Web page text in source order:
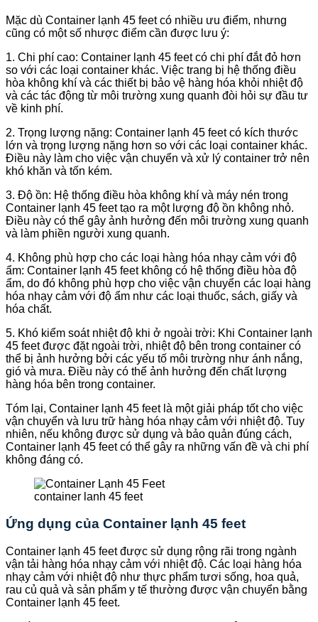
Mặc dù Container lạnh 45 feet có nhiều ưu điểm, nhưng
cũng có một số nhược điểm cần được lưu ý:
1. Chi phí cao: Container lạnh 45 feet có chi phí đắt đỏ hơn
so với các loại container khác. Việc trang bị hệ thống điều
hòa không khí và các thiết bị bảo vệ hàng hóa khỏi nhiệt độ
và các tác động từ môi trường xung quanh đòi hỏi sự đầu tư
về kinh phí.
2. Trọng lượng nặng: Container lạnh 45 feet có kích thước
lớn và trọng lượng nặng hơn so với các loại container khác.
Điều này làm cho việc vận chuyển và xử lý container trở nên
khó khăn và tốn kém.
3. Độ ồn: Hệ thống điều hòa không khí và máy nén trong
Container lạnh 45 feet tạo ra một lượng độ ồn không nhỏ.
Điều này có thể gây ảnh hưởng đến môi trường xung quanh
và làm phiền người xung quanh.
4. Không phù hợp cho các loại hàng hóa nhạy cảm với độ
ẩm: Container lạnh 45 feet không có hệ thống điều hòa độ
ẩm, do đó không phù hợp cho việc vận chuyển các loại hàng
hóa nhạy cảm với độ ẩm như các loại thuốc, sách, giấy và
hóa chất.
5. Khó kiểm soát nhiệt độ khi ở ngoài trời: Khi Container lạnh
45 feet được đặt ngoài trời, nhiệt độ bên trong container có
thể bị ảnh hưởng bởi các yếu tố môi trường như ánh nắng,
gió và mưa. Điều này có thể ảnh hưởng đến chất lượng
hàng hóa bên trong container.
Tóm lại, Container lạnh 45 feet là một giải pháp tốt cho việc
vận chuyển và lưu trữ hàng hóa nhạy cảm với nhiệt độ. Tuy
nhiên, nếu không được sử dụng và bảo quản đúng cách,
Container lạnh 45 feet có thể gây ra những vấn đề và chi phí
không đáng có.
container lanh 45 feet
Ứng dụng của Container lạnh 45 feet
Container lạnh 45 feet được sử dụng rộng rãi trong ngành
vận tải hàng hóa nhạy cảm với nhiệt độ. Các loại hàng hóa
nhạy cảm với nhiệt độ như thực phẩm tươi sống, hoa quả,
rau củ quả và sản phẩm y tế thường được vận chuyển bằng
Container lạnh 45 feet.